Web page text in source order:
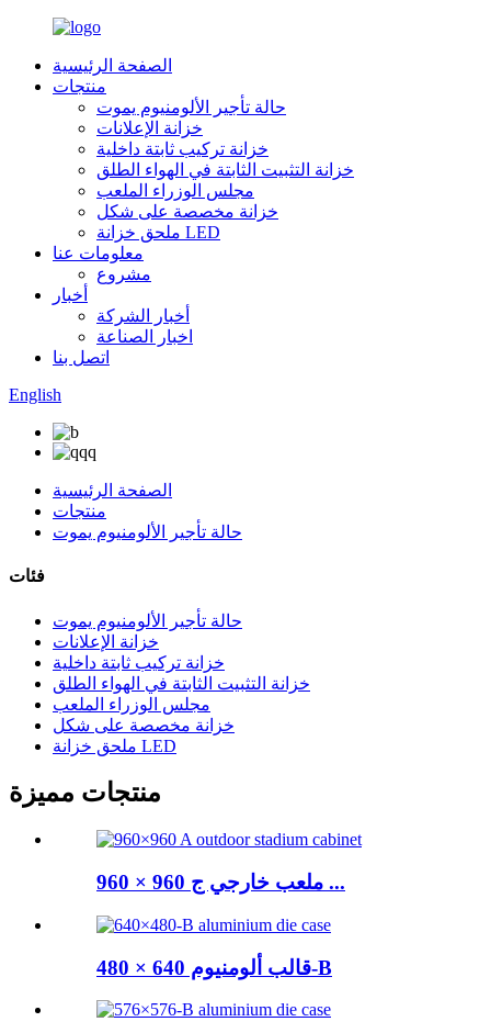
الصفحة الرئيسية
منتجات
حالة تأجير الألومنيوم يموت
خزانة الإعلانات
خزانة تركيب ثابتة داخلية
خزانة التثبيت الثابتة في الهواء الطلق
مجلس الوزراء الملعب
خزانة مخصصة على شكل
ملحق خزانة LED
معلومات عنا
مشروع
أخبار
أخبار الشركة
اخبار الصناعة
اتصل بنا
English
الصفحة الرئيسية
منتجات
حالة تأجير الألومنيوم يموت
فئات
حالة تأجير الألومنيوم يموت
خزانة الإعلانات
خزانة تركيب ثابتة داخلية
خزانة التثبيت الثابتة في الهواء الطلق
مجلس الوزراء الملعب
خزانة مخصصة على شكل
ملحق خزانة LED
منتجات مميزة
960 × 960 ملعب خارجي ج ...
قالب ألومنيوم 640 × 480-B